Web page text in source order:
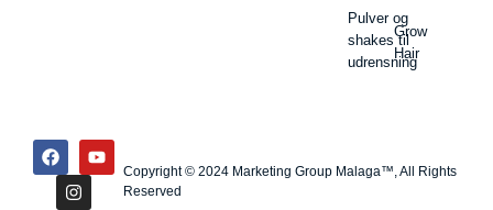
Pulver og
shakes til
udrensning
Grow
Hair
Copyright © 2024 Marketing Group Malaga™, All Rights
Reserved